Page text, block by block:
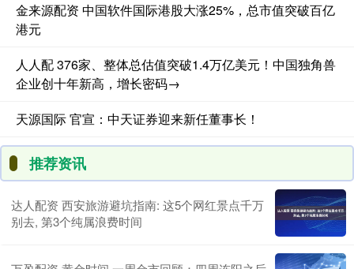
金来源配资 中国软件国际港股大涨25%，总市值突破百亿
港元
人人配 376家、整体总估值突破1.4万亿美元！中国独角兽
企业创十年新高，增长密码→
天源国际 官宣：中天证券迎来新任董事长！
推荐资讯
达人配资 西安旅游避坑指南: 这5个网红景点千万
别去, 第3个纯属浪费时间